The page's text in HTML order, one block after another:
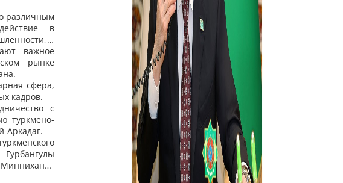
различным
в
в
важное
рынке
сфера,
кадров.
с
туркмено-
Аркадаг.